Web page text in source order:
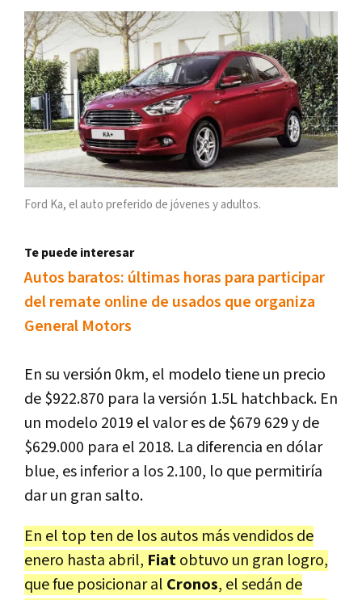
Ford Ka, el auto preferido de jóvenes y adultos.
Te puede interesar
Autos baratos: últimas horas para participar
del remate online de usados que organiza
General Motors
En su versión 0km, el modelo tiene un precio
de $922.870 para la versión 1.5L hatchback. En
un modelo 2019 el valor es de $679 629 y de
$629.000 para el 2018. La diferencia en dólar
blue, es inferior a los 2.100, lo que permitiría
dar un gran salto.
En el top ten de los autos más vendidos de
enero hasta abril, Fiatobtuvo un gran logro,
que fue posicionar al Cronos, el sedán de